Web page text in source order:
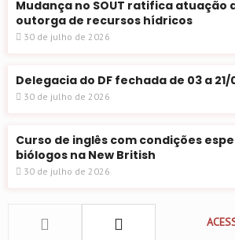
Mudança no SOUT ratifica atuação
outorga de recursos hídricos
30 de julho de 2026
Delegacia do DF fechada de 03 a 21/
30 de julho de 2026
Curso de inglês com condições
biólogos na New British
30 de julho de 2026